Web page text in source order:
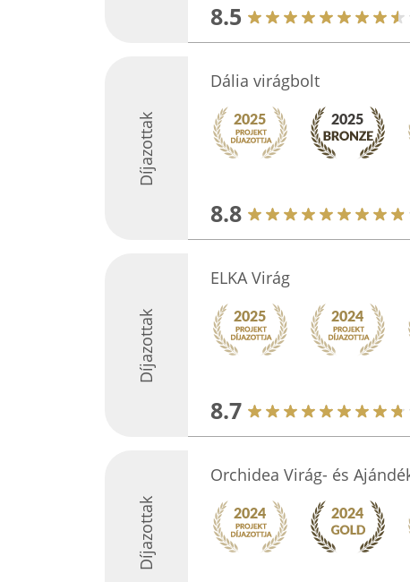
8.5
Díjazottak
Dália virágbolt
8.8
Díjazottak
ELKA Virág
8.7
Díjazottak
Orchidea Virág- és